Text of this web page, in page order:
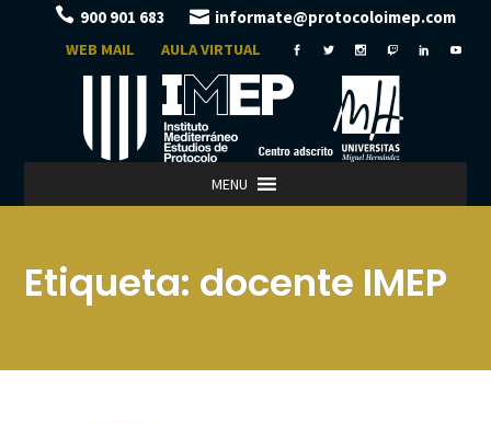
900 901 683 informate@protocoloimep.com
WEB MAIL AULA VIRTUAL
MENU
Etiqueta:docente IMEP